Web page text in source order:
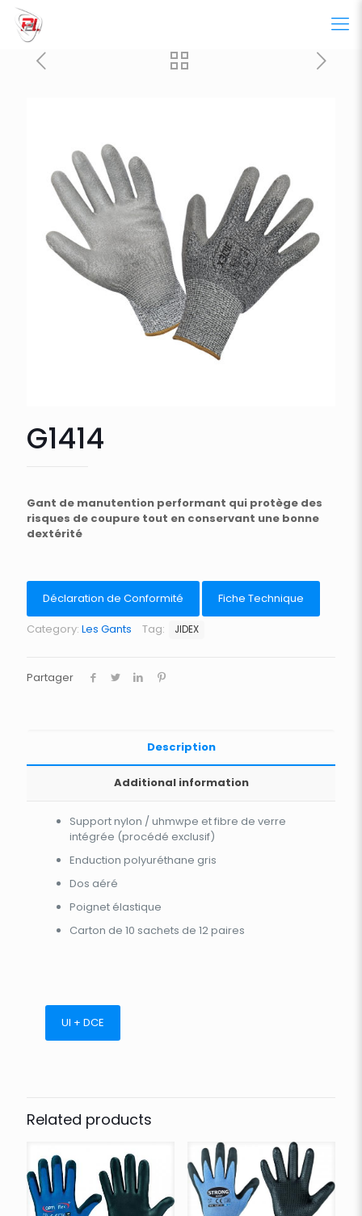
G1414
Gant de manutention performant qui protège des
risques de coupure tout en conservant une bonne
dextérité
Déclaration de Conformité
Fiche Technique
Category: Les Gants Tag: JIDEX
Partager
Description
Additional information
Support nylon / uhmwpe et fibre de verre
intégrée (procédé exclusif)
Enduction polyuréthane gris
Dos aéré
Poignet élastique
Carton de 10 sachets de 12 paires
UI + DCE
Related products